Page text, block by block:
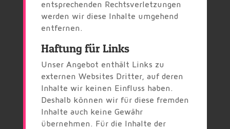
entsprechenden Rechtsverletzungen
werden wir diese Inhalte umgehend
entfernen.
Haftung für Links
Unser Angebot enthält Links zu
externen Websites Dritter, auf deren
Inhalte wir keinen Einfluss haben.
Deshalb können wir für diese fremden
Inhalte auch keine Gewähr
übernehmen. Für die Inhalte der